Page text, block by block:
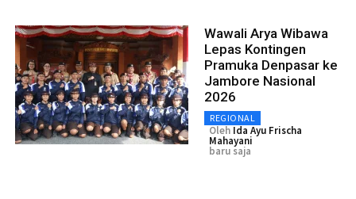
Wawali Arya Wibawa
Lepas Kontingen
Pramuka Denpasar ke
Jambore Nasional
2026
REGIONAL
Oleh Ida Ayu Frischa
Mahayani
baru saja